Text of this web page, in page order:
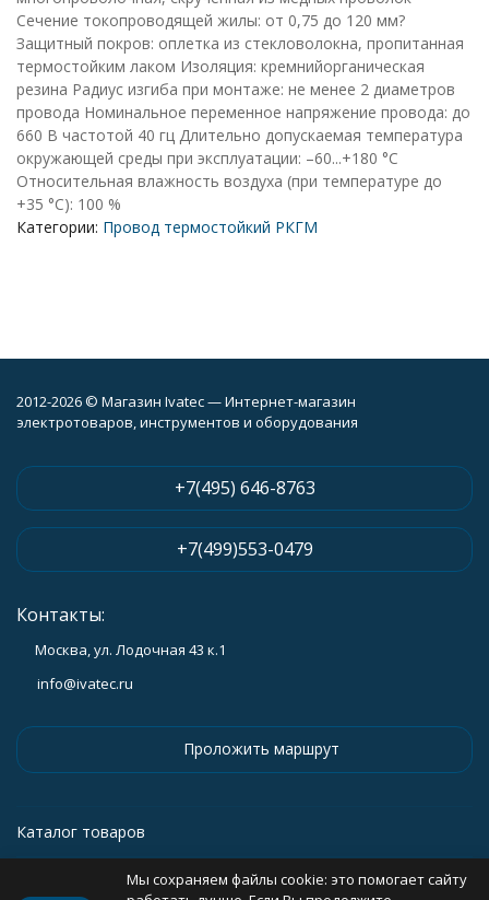
Cечение токопроводящей жилы: от 0,75 до 120 мм?
Защитный покров: оплетка из стекловолокна, пропитанная
термостойким лаком Изоляция: кремнийорганическая
резина Радиус изгиба при монтаже: не менее 2 диаметров
провода Номинальное переменное напряжение провода: до
660 В частотой 40 гц Длительно допускаемая температура
окружающей среды при эксплуатации: –60...+180 °С
Относительная влажность воздуха (при температуре до
+35 °С): 100 %
Категории: Провод термостойкий РКГМ
2012-2026 © Магазин Ivatec — Интернет-магазин
электротоваров, инструментов и оборудования
+7(495) 646-8763
+7(499)553-0479
Контакты:
Москва, ул. Лодочная 43 к.1
info@ivatec.ru
Проложить маршрут
Каталог товаров
Мы сохраняем файлы cookie: это помогает сайту